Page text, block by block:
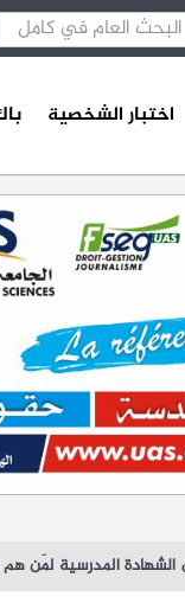
اختبار الشخصية باك
المدرسية لمَن